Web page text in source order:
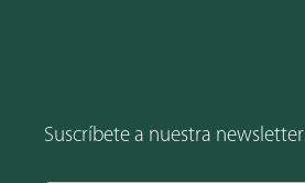
Suscríbete a nuestra newsletter